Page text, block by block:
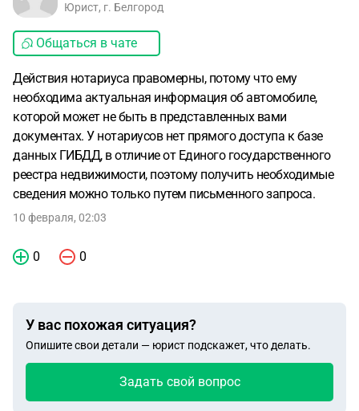
Юрист, г. Белгород
Общаться в чате
Действия нотариуса правомерны, потому что ему
необходима актуальная информация об автомобиле,
которой может не быть в представленных вами
документах. У нотариусов нет прямого доступа к базе
данных ГИБДД, в отличие от Единого государственного
реестра недвижимости, поэтому получить необходимые
сведения можно только путем письменного запроса.
10 февраля, 02:03
0 0
У вас похожая ситуация?
Опишите свои детали — юрист подскажет, что делать.
Задать свой вопрос